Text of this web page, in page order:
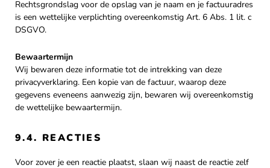
Rechtsgrondslag voor de opslag van je naam en je factuuradres
is een wettelijke verplichting overeenkomstig Art. 6 Abs. 1 lit. c
DSGVO.
Bewaartermijn
Wij bewaren deze informatie tot de intrekking van deze
privacyverklaring. Een kopie van de factuur, waarop deze
gegevens eveneens aanwezig zijn, bewaren wij overeenkomstig
de wettelijke bewaartermijn.
9.4. REACTIES
Voor zover je een reactie plaatst, slaan wij naast de reactie zelf